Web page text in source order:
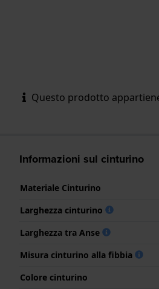
Questo prodotto
Informazioni sul cinturino
Materiale Cinturino
Larghezza cinturino
Larghezza tra Anse
Misura cinturino alla fibbia
Colore cinturino